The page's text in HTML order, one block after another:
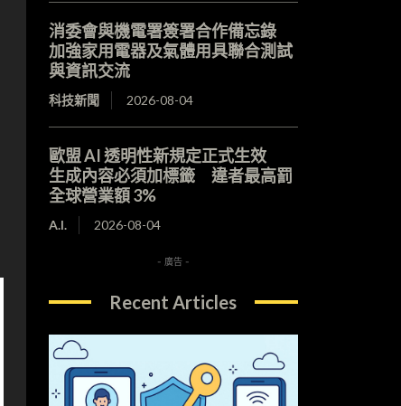
消委會與機電署簽署合作備忘錄
加強家用電器及氣體用具聯合測試
與資訊交流
科技新聞 2026-08-04
歐盟 AI 透明性新規定正式生效
生成內容必須加標籤 違者最高罰
全球營業額 3%
A.I. 2026-08-04
- 廣告 -
Recent Articles